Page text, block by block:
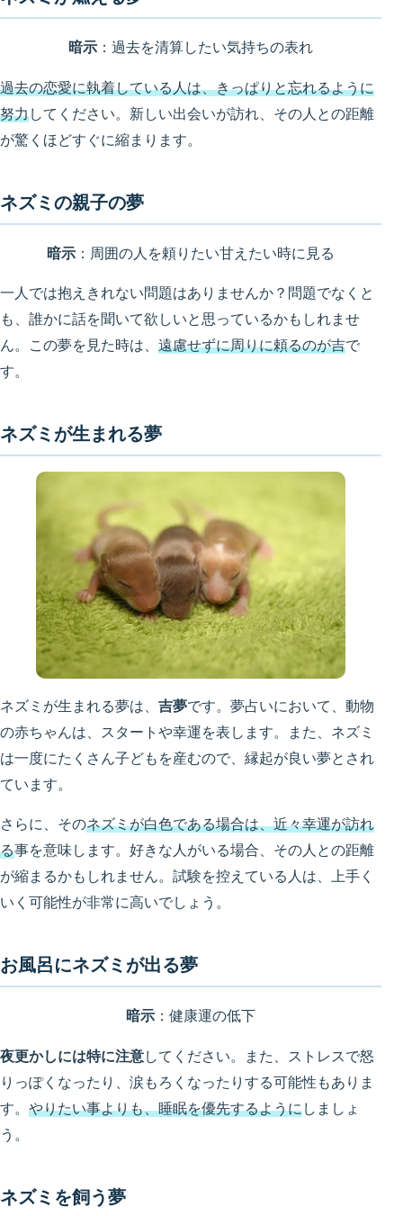
暗示 ：過去を清算したい気持ちの表れ
過去の恋愛に執着している人は、きっぱりと忘れるように
努力してください。新しい出会いが訪れ、その人との距離
が驚くほどすぐに縮まります。
ネズミの親子の夢
暗示 ：周囲の人を頼りたい甘えたい時に見る
一人では抱えきれない問題はありませんか？問題でなくと
も、誰かに話を聞いて欲しいと思っているかもしれませ
ん。この夢を見た時は、 遠慮せずに周りに頼るのが吉で
す。
ネズミが生まれる夢
ネズミが生まれる夢は、 吉夢です。夢占いにおいて、動物
の赤ちゃんは、スタートや幸運を表します。また、ネズミ
は一度にたくさん子どもを産むので、縁起が良い夢とされ
ています。
さらに、そのネズミが白色である場合は、近々幸運が訪れ
る事を意味します。好きな人がいる場合、その人との距離
が縮まるかもしれません。試験を控えている人は、上手く
いく可能性が非常に高いでしょう。
お風呂にネズミが出る夢
暗示 ：健康運の低下
夜更かしには特に注意してください。また、ストレスで怒
りっぽくなったり、涙もろくなったりする可能性もありま
す。 やりたい事よりも、睡眠を優先するようにしましょ
う。
ネズミを飼う夢